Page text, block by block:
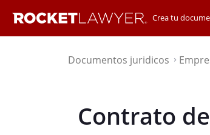
Crea tu
Documentos juridicos⌃
Contrato